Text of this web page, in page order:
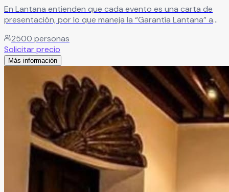
En Lantana entienden que cada evento es una carta de
presentación, por lo que maneja la “Garantía Lantana” a
disposición de los novios todo su personal certificado,
correspondiendo la confianza de poner en sus manos tan
importante evento en sus vidas.
2500 personas
Solicitar precio
Más información